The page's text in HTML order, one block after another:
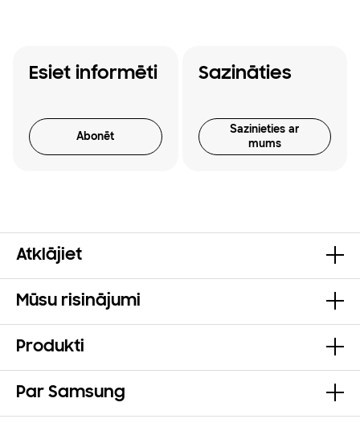
Esiet informēti
Abonēt
Sazināties
Sazinieties ar
mums
Atklājiet
Mūsu risinājumi
Produkti
Par Samsung